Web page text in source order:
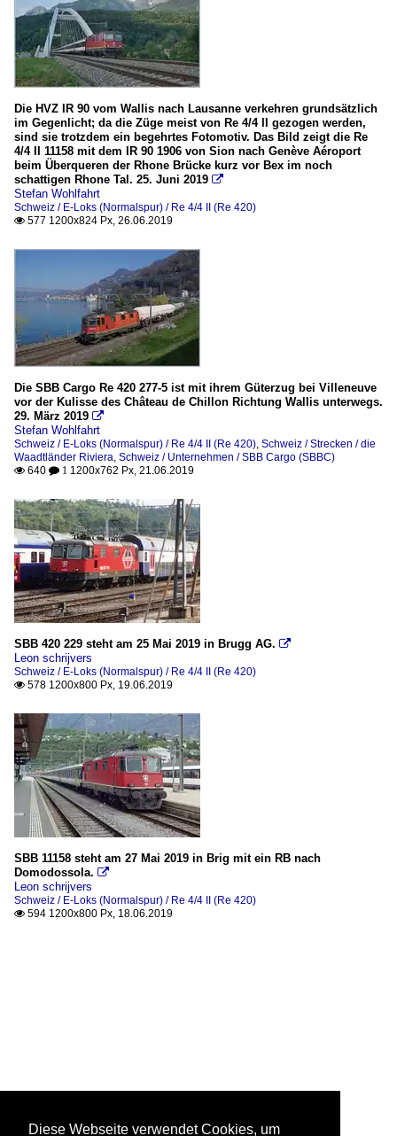
Die HVZ IR 90 vom Wallis nach Lausanne verkehren grundsätzlich
im Gegenlicht; da die Züge meist von Re 4/4 II gezogen werden,
sind sie trotzdem ein begehrtes Fotomotiv. Das Bild zeigt die Re
4/4 II 11158 mit dem IR 90 1906 von Sion nach Genève Aéroport
beim Überqueren der Rhone Brücke kurz vor Bex im noch
schattigen Rhone Tal. 25. Juni 2019 
Stefan Wohlfahrt
Schweiz / E-Loks (Normalspur) / Re 4/4 II (Re 420)
 577 1200x824 Px, 26.06.2019
Die SBB Cargo Re 420 277-5 ist mit ihrem Güterzug bei Villeneuve
vor der Kulisse des Château de Chillon Richtung Wallis unterwegs.
29. März 2019 
Stefan Wohlfahrt
Schweiz / E-Loks (Normalspur) / Re 4/4 II (Re 420), Schweiz / Strecken / die
Waadtländer Riviera, Schweiz / Unternehmen / SBB Cargo (SBBC)
 640  1 1200x762 Px, 21.06.2019
SBB 420 229 steht am 25 Mai 2019 in Brugg AG. 
Leon schrijvers
Schweiz / E-Loks (Normalspur) / Re 4/4 II (Re 420)
 578 1200x800 Px, 19.06.2019
SBB 11158 steht am 27 Mai 2019 in Brig mit ein RB nach
Domodossola. 
Leon schrijvers
Schweiz / E-Loks (Normalspur) / Re 4/4 II (Re 420)
 594 1200x800 Px, 18.06.2019
Diese Webseite verwendet Cookies, um